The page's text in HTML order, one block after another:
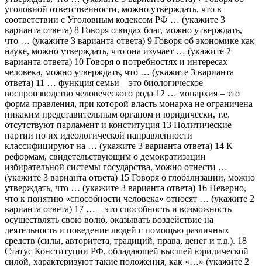
уголовной ответственности, можно утверждать, что в
соответствии с Уголовным кодексом РФ … (укажите 3
варианта ответа) 8 Говоря о видах благ, можно утверждать,
что … (укажите 3 варианта ответа) 9 Говоря об экономике как
науке, можно утверждать, что она изучает … (укажите 2
варианта ответа) 10 Говоря о потребностях и интересах
человека, можно утверждать, что … (укажите 3 варианта
ответа) 11 … функция семьи – это биологическое
воспроизводство человеческого рода 12 … монархия – это
форма правления, при которой власть монарха не ограничена
никаким представительным органом и юридически, т.е.
отсутствуют парламент и конституция 13 Политические
партии по их идеологической направленности
классифицируют на … (укажите 3 варианта ответа) 14 К
реформам, свидетельствующим о демократизации
избирательной системы государства, можно отнести …
(укажите 3 варианта ответа) 15 Говоря о глобализации, можно
утверждать, что … (укажите 3 варианта ответа) 16 Неверно,
что к понятию «способности человека» относят … (укажите 2
варианта ответа) 17 … – это способность и возможность
осуществлять свою волю, оказывать воздействие на
деятельность и поведение людей с помощью различных
средств (силы, авторитета, традиций, права, денег и т.д.). 18
Статус Конституции РФ, обладающей высшей юридической
силой, характеризуют такие положения, как «…» (укажите 2